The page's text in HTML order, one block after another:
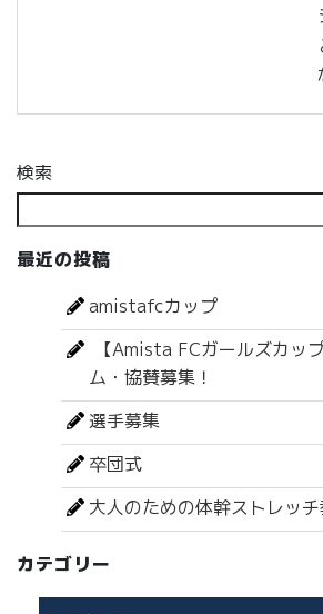
検索
最近の投稿
amistafcカップ
【Amista FCガールズカッ
ム・協賛募集！
選手募集
卒団式
大人のための体幹ストレッ
カテゴリー